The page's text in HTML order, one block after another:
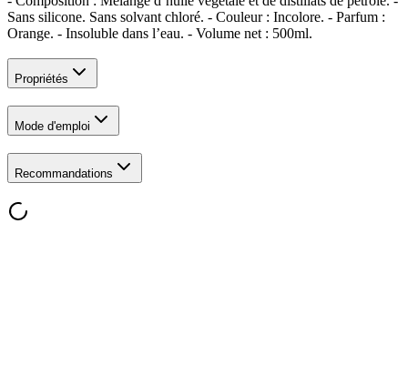
Sans silicone. Sans solvant chloré. - Couleur : Incolore. - Parfum :
Orange. - Insoluble dans l’eau. - Volume net : 500ml.
Propriétés
Mode d'emploi
Recommandations